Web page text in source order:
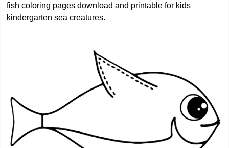
fish coloring pages download and printable for kids
kindergarten sea creatures.